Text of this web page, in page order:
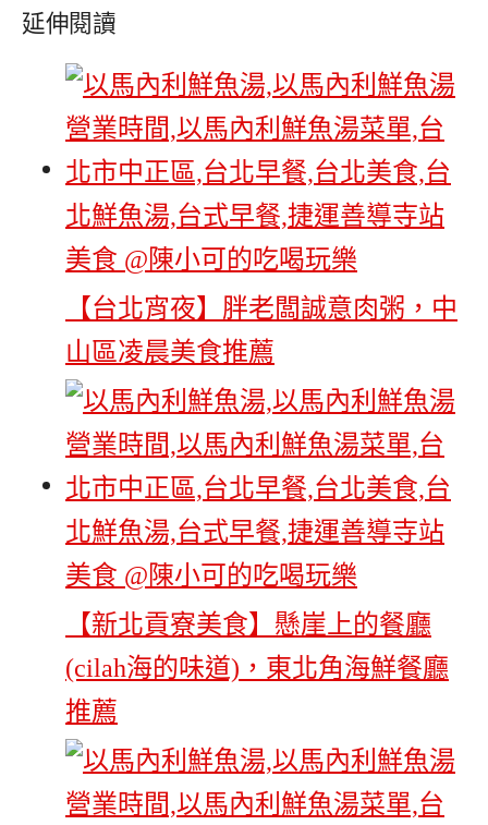
延伸閱讀
【台北宵夜】胖老闆誠意肉粥，中
山區凌晨美食推薦
【新北貢寮美食】懸崖上的餐廳
(cilah海的味道)，東北角海鮮餐廳
推薦